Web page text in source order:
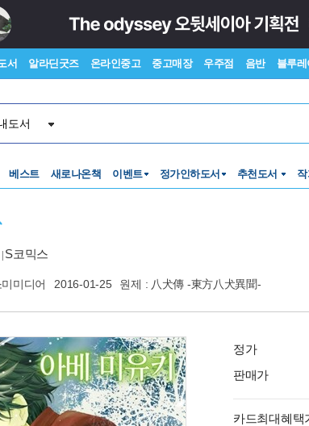
서 알라딘굿즈 온라인중고 중고매장 우주점 음반 블루레
도서
베스트 새로나온책 이벤트 정가인하도서 추천도서
S코믹스
미디어 2016-01-25 원제 : 八犬傳 -東方八犬異聞-
정가
판매가
카드최대혜